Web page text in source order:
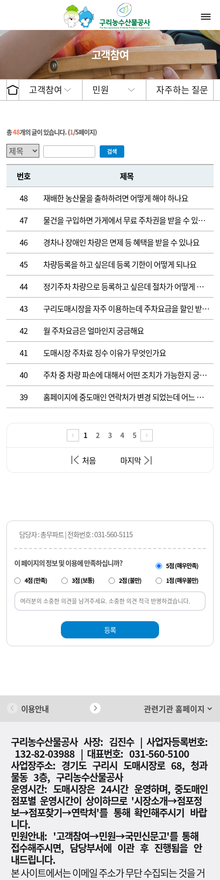
고객참여
고객참여 민원 자주하는 질문
총48개의 글이 있습니다.(1/5페이지)
검색
번호
제목
48
재배한 농산물을 출하하려면 어떻게 해야 하나요
47
물건을 구입하면 가게에서 무료 주차권을 받을 수 있나요
46
경차나 장애인 차량은 면제 등 혜택을 받을 수 있나요
45
차량등록을 하고 싶은데 등록 기한이 어떻게 되나요
44
정기주차 차량으로 등록하고 싶은데 절차가 어떻게 되나요
43
구리도매시장을 자주 이용하는데 주차요금을 할인 받을 수 있나요
42
월 주차요금은 얼마인지 궁금해요
41
도매시장 주차료 징수 이유가 무엇인가요
40
주차 중 차량 파손에 대해서 어떤 조치가 가능한지 궁금해요
39
홈페이지에 중도매인 연락처가 변경 되었는데 어느 부서로 문의하면 되나요
1 2 3 4 5
처음 마지막
담당자 : 총무파트 | 전화번호 : 031-560-5115
이 페이지의 정보 및 이용에 만족하십니까?
5점 (매우만족)
4점 (만족)
3점 (보통) 2점 (불만) 1점 (매우불만)
등록
이용안내 개인정보 처리방침
구리농수산물공사 사장: 김진수 | 사업자등록번호:
132-82-03988 | 대표번호: 031-560-5100
사업장주소: 경기도 구리시 도매시장로 68, 청과
물동 3층, 구리농수산물공사
운영시간: 도매시장은 24시간 운영하며, 중도매인
점포별 운영시간이 상이하므로 '시장소개→점포정
보→점포찾기→연락처'를 통해 확인해주시기 바랍
니다.
민원안내: '고객참여→민원→국민신문고'를 통해
접수해주시면, 담당부서에 이관 후 진행됨을 안
내드립니다.
본 사이트에서는 이메일 주소가 무단 수집되는 것을 거